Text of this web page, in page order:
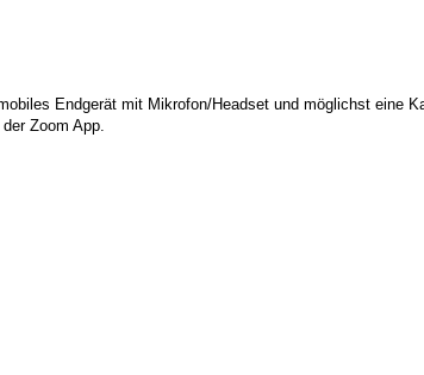
Endgerät mit Mikrofon/Headset und möglichst eine
Zoom App.